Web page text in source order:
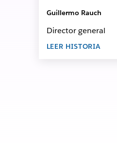
Guillermo Rauch
Director general
LEER HISTORIA